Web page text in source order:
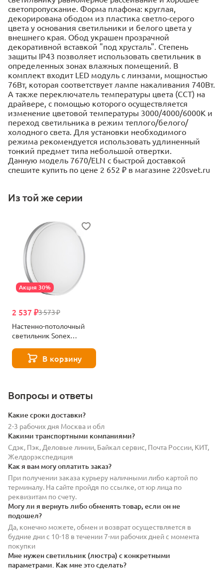
светопропускание. Форма плафона: круглая,
декорирована ободом из пластика светло-серого
цвета у основания светильники и белого цвета у
внешнего края. Обод украшен прозрачной
декоративной вставкой "под хрусталь". Степень
защиты IP43 позволяет использовать светильник в
определенных зонах влажных помещений. В
комплект входит LED модуль с линзами, мощностью
76Вт, которая соответствует лампе накаливания 740Вт.
А также переключатель температуры цвета (ССT) на
драйвере, с помощью которого осуществляется
изменение цветовой температуры 3000/4000/6000К и
переход светильника в режим теплого/белого/
холодного света. Для установки необходимого
режима рекомендуется использовать удлиненный
тонкий предмет типа небольшой отвертки.
Данную модель 7670/ELN с быстрой доставкой
спешите купить по цене 2 652 ₽ в магазине 220svet.ru
Из той же серии
Акция 30%
3 573 ₽
2 537 ₽
Настенно-потолочный
светильник Sonex
белый
В корзину
Вопросы и ответы
Какие сроки доставки?
2-3 рабочих дня Москва и обл
Какими транспортными компаниями?
Сдэк, Пэк, Деловые линии, Байкал сервис, Почта России, КИТ,
Желдорэкспедиция
Как я вам могу оплатить заказ?
При получении заказа курьеру наличными либо картой по
терминалу. На сайте пройдя по ссылке, от юр лица по
реквизитам по счету.
Могу ли я вернуть либо обменять товар, если он не
подошел?
Да, конечно можете, обмен и возврат осуществляется в
будние дни с 10-18 в течении 7-ми рабочих дней с момента
покупки
Мне нужен светильник (люстра) с конкретными
параметрами. Как мне это сделать?